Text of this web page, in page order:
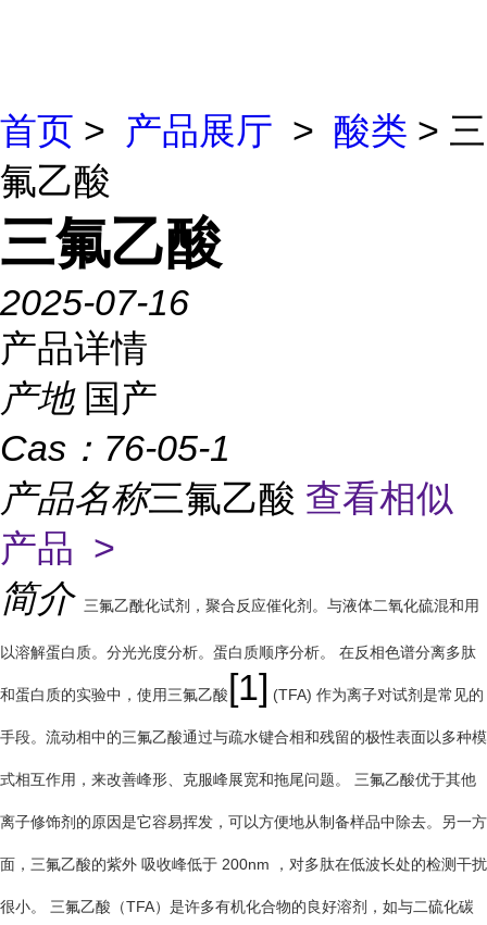
首页 > 产品展厅 > 酸类 > 三
氟乙酸
三氟乙酸
2025-07-16
产品详情
产地 国产
Cas： 76-05-1
产品名称三氟乙酸 查看相似
产品 >
简介
三氟乙酰化试剂，聚合反应催化剂。与液体二氧化硫混和用
以溶解蛋白质。分光光度分析。蛋白质顺序分析。 在反相色谱分离多肽
和蛋白质的实验中，使用三氟乙酸[1] (TFA) 作为离子对试剂是常见的
手段。流动相中的三氟乙酸通过与疏水键合相和残留的极性表面以多种模
式相互作用，来改善峰形、克服峰展宽和拖尾问题。 三氟乙酸优于其他
离子修饰剂的原因是它容易挥发，可以方便地从制备样品中除去。另一方
面，三氟乙酸的紫外 吸收峰低于 200nm ，对多肽在低波长处的检测干扰
很小。 三氟乙酸（TFA）是许多有机化合物的良好溶剂，如与二硫化碳